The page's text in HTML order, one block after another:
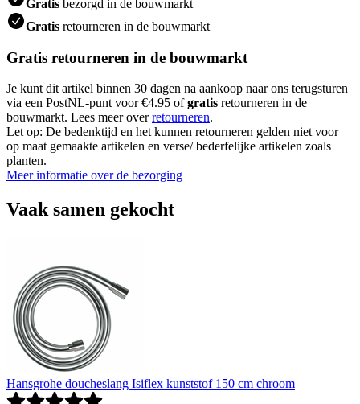
Gratis bezorgd in de bouwmarkt
Gratis retourneren in de bouwmarkt
Gratis retourneren in de bouwmarkt
Je kunt dit artikel binnen 30 dagen na aankoop naar ons terugsturen
via een PostNL-punt voor €4.95 ofgratis retourneren in de
bouwmarkt. Lees meer overretourneren.
Let op: De bedenktijd en het kunnen retourneren gelden niet voor
op maat gemaakte artikelen en verse/ bederfelijke artikelen zoals
planten.
Meer informatie over de bezorging
Vaak samen gekocht
Hansgrohe doucheslang Isiflex kunststof 150 cm chroom